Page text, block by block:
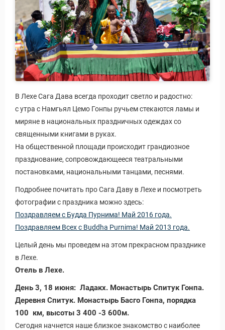
В Лехе Сага Дава всегда проходит светло и радостно:
с утра с Намгьял Цемо Гонпы ручьем стекаются ламы и
миряне в национальных праздничных одеждах со
священными книгами в руках.
На общественной площади происходит грандиозное
празднование, сопровождающееся театральными
постановками, национальными танцами, песнями.
Подробнее почитать про Сага Даву в Лехе и посмотреть
фотографии с праздника можно здесь:
Поздравляем с Будда Пурнима! Май 2016 года.
Поздравляем Всех с Buddha Purnima! Май 2013 года.
Целый день мы проведем на этом прекрасном празднике
в Лехе.
Отель в Лехе.
День 3, 18 июня: Ладакх. Монастырь Спитук Гонпа.
Деревня Спитук. Монастырь Басго Гонпа, порядка
100 км, высоты 3 400 -3 600м.
Сегодня начнется наше близкое знакомство с наиболее